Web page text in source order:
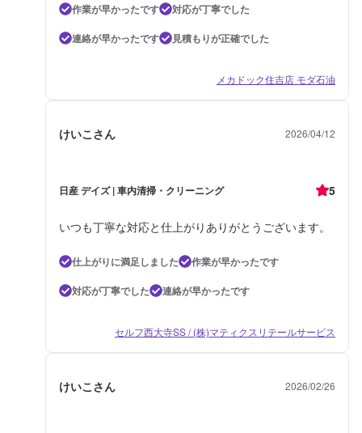
作業が早かったです
対応が丁寧でした
連絡が早かったです
見積もりが正確でした
メカドック住吉店 モダ石油
けいこさん 2026/04/12
日産 デイズ | 車内清掃・クリーニング 5
いつも丁寧な対応と仕上がりありがとうございます。
仕上がりに満足しました
作業が早かったです
対応が丁寧でした
連絡が早かったです
セルフ西大寺SS / (株)マティクスリテールサービス
けいこさん 2026/02/26